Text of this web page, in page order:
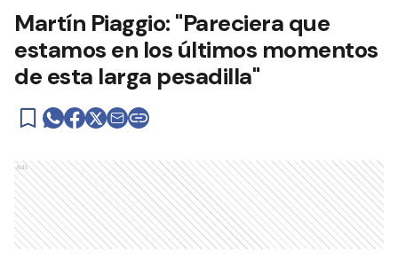
Martín Piaggio: "Pareciera que
estamos en los últimos momentos
de esta larga pesadilla"
Ads